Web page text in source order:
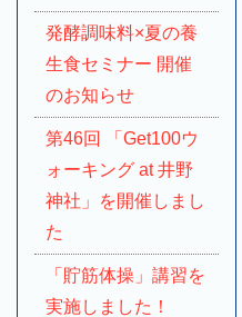
発酵調味料×夏の養
生食セミナー 開催
のお知らせ
第46回 「Get100ウ
ォーキング at 井野
神社」を開催しまし
た
「貯筋体操」講習を
実施しました！